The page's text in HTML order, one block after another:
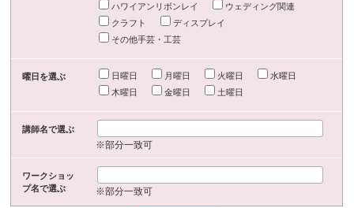
ハワイアンリボンレイ
ウェディング関連
クラフト
ディスプレイ
その他手芸・工芸
曜日を選ぶ 日曜日 月曜日 火曜日
水曜日
木曜日
金曜日 土曜日
講師名で選ぶ
※部分一致可
ワークショッ
プ名で選ぶ
※部分一致可